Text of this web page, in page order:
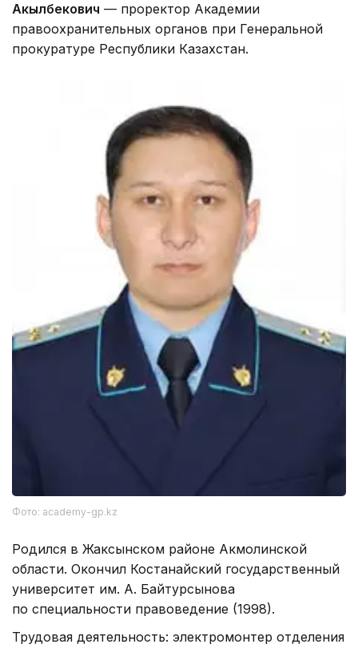
Акылбекович — проректор Академии
правоохранительных органов при Генеральной
прокуратуре Республики Казахстан.
Фото: academy-gp.kz
Родился в Жаксынском районе Акмолинской
области. Окончил Костанайский государственный
университет им. А. Байтурсынова
по специальности правоведение (1998).
Трудовая деятельность: электромонтер отделения